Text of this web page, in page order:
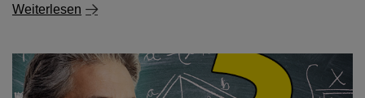
Weiterlesen